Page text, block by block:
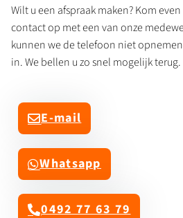
Wilt u een afspraak maken? Kom
contact op met een van onze
kunnen we de telefoon niet
in. We bellen u zo snel mogelijk terug.
E-mail
Whatsapp
0492 77 63 79